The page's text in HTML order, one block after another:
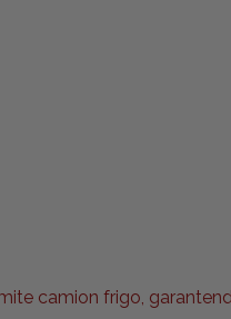
camion frigo,